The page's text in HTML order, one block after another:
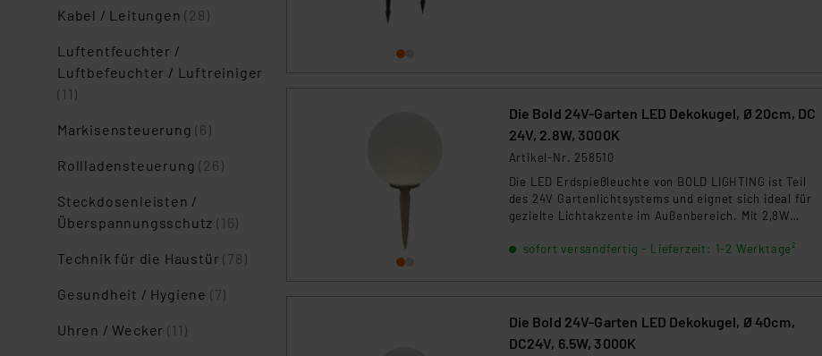
Kabel / Leitungen(28)
Luftentfeuchter /
Luftbefeuchter / Luftreiniger
(11)
Markisensteuerung(6)
Rollladensteuerung(26)
Steckdosenleisten /
Überspannungsschutz(16)
Technik für die Haustür(78)
Gesundheit / Hygiene (7)
Uhren / Wecker(11)
Die Bold 24V-Garten LED Dekokugel, Ø 20cm, DC
24V, 2.8W, 3000K
Artikel-Nr. 258510
Die LED Erdspießleuchte von BOLD LIGHTING ist Teil
des 24V Gartenlichtsystems und eignet sich ideal für
gezielte Lichtakzente im Außenbereich. Mit 2,8W
bietet sie zuverlässige Beleuchtung für Beete, Wege
sofort versandfertig - Lieferzeit: 1-2 Werktage²
Die Bold 24V-Garten LED Dekokugel, Ø 40cm,
DC24V, 6.5W, 3000K